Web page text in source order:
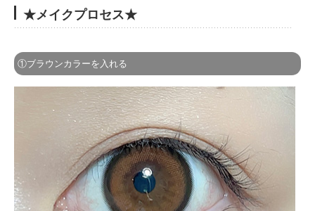
★メイクプロセス★
①ブラウンカラーを入れる